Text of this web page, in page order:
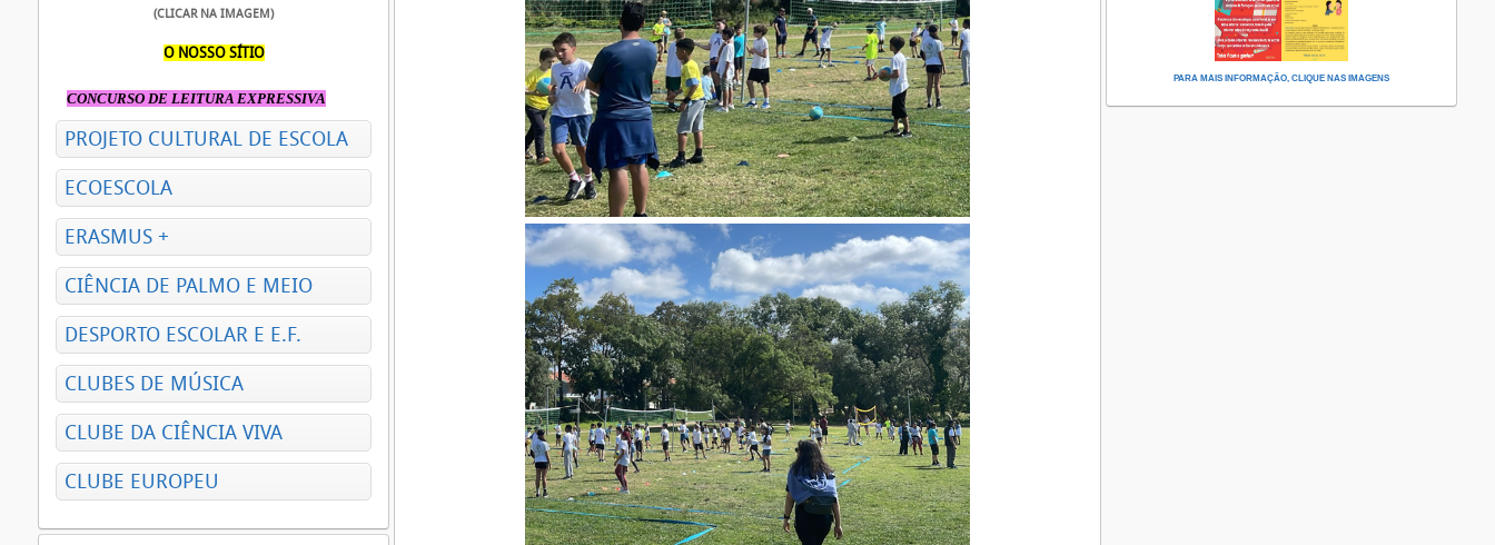
(CLICAR NA IMAGEM)
O NOSSO SÍTIO
CONCURSO DE LEITURA EXPRESSIVA
PROJETO CULTURAL DE ESCOLA
ECOESCOLA
ERASMUS +
CIÊNCIA DE PALMO E MEIO
DESPORTO ESCOLAR E E.F.
CLUBES DE MÚSICA
CLUBE DA CIÊNCIA VIVA
CLUBE EUROPEU
PARA MAIS INFORMAÇÃO, CLIQUE NAS IMAGENS